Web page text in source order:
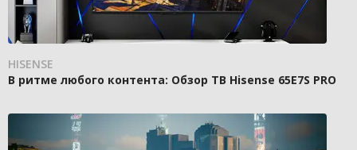
HISENSE
В ритме любого контента: Обзор ТВ Hisense 65E7S PRO